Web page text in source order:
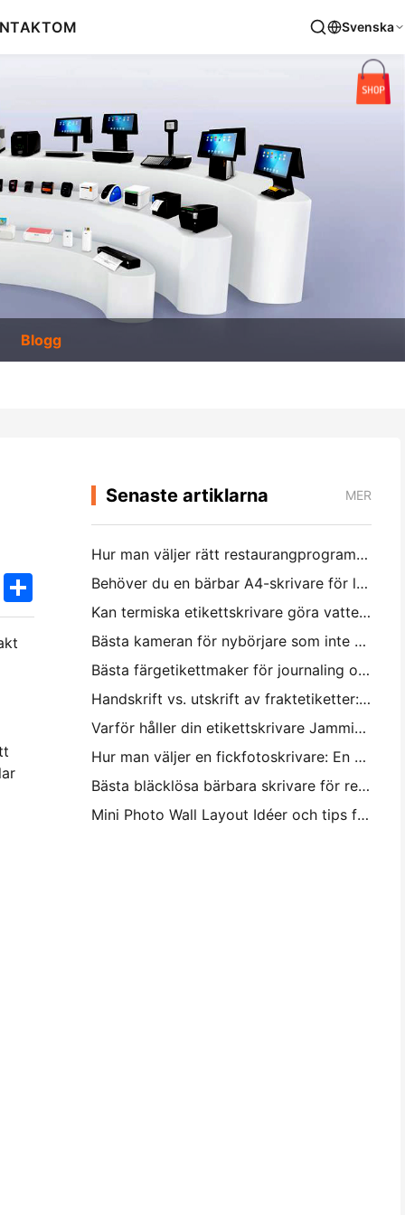
OM Svenska
Blogg
TwitterShare
Senaste artiklarna MER
Hur man väljer rätt restaurangprogramvara för din lilla eller medelstora restaurang
Behöver du en bärbar A4-skrivare för lagerfakturor? Vad faktiskt fungerar
Kan termiska etikettskrivare göra vattentäta etiketter för småföretagsprodukter?
Bästa kameran för nybörjare som inte vill slösa papper
Bästa färgetikettmaker för journaling och scrapbooking: Lägg till mer färg på varje sida
Handskrift vs. utskrift av fraktetiketter: Tips för små företag 2026
Varför håller din etikettskrivare Jamming?
Hur man väljer en fickfotoskrivare: En komplett guide för journaling, resor och iPhone-användare
Bästa bläcklösa bärbara skrivare för resa, skola och mobilt arbete: Hanin MT620 Pro Review
Mini Photo Wall Layout Idéer och tips för sovrum och sovsal dekoration